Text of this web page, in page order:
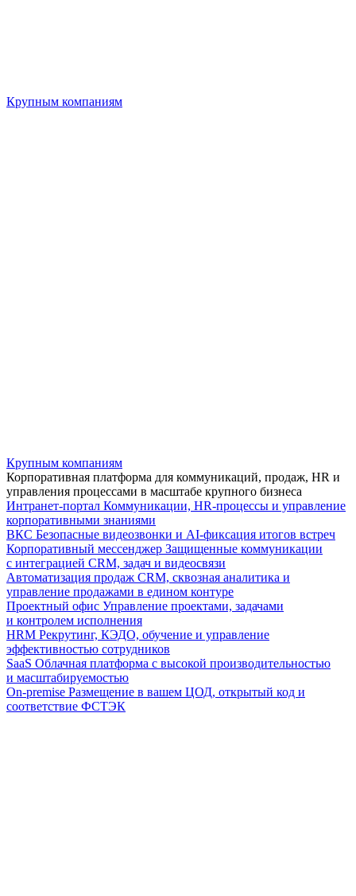
Крупным компаниям
Крупным компаниям
Корпоративная платформа для коммуникаций, продаж, HR и
управления процессами в масштабе крупного бизнеса
Интранет-портал Коммуникации, HR-процессы и управление
корпоративными знаниями
ВКС Безопасные видеозвонки и AI-фиксация итогов встреч
Корпоративный мессенджер Защищенные коммуникации
с интеграцией CRM, задач и видеосвязи
Автоматизация продаж CRM, сквозная аналитика и
управление продажами в едином контуре
Проектный офис Управление проектами, задачами
и контролем исполнения
HRM Рекрутинг, КЭДО, обучение и управление
эффективностью сотрудников
SaaS Облачная платформа с высокой производительностью
и масштабируемостью
On-premise Размещение в вашем ЦОД, открытый код и
соответствие ФСТЭК